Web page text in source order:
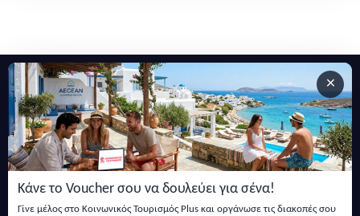
×
Κάνε το Voucher σου να δουλεύει για σένα!
Γίνε μέλος στο Κοινωνικός Τουρισμός Plus και οργάνωσε τις διακοπές σου
Εγγραφείτε στο newsletter μας
Μείνετε ενημερωμένοι με τις τελευταίες ειδήσεις, ανακοινώσεις
και άρθρα.